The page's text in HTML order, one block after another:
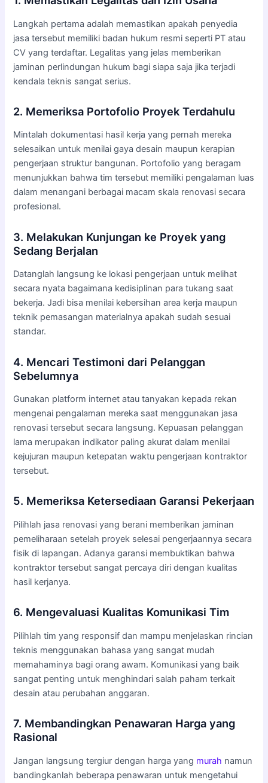
Langkah pertama adalah memastikan apakah penyedia
jasa tersebut memiliki badan hukum resmi seperti PT atau
CV yang terdaftar. Legalitas yang jelas memberikan
jaminan perlindungan hukum bagi siapa saja jika terjadi
kendala teknis sangat serius.
2. Memeriksa Portofolio Proyek Terdahulu
Mintalah dokumentasi hasil kerja yang pernah mereka
selesaikan untuk menilai gaya desain maupun kerapian
pengerjaan struktur bangunan. Portofolio yang beragam
menunjukkan bahwa tim tersebut memiliki pengalaman luas
dalam menangani berbagai macam skala renovasi secara
profesional.
3. Melakukan Kunjungan ke Proyek yang
Sedang Berjalan
Datanglah langsung ke lokasi pengerjaan untuk melihat
secara nyata bagaimana kedisiplinan para tukang saat
bekerja. Jadi bisa menilai kebersihan area kerja maupun
teknik pemasangan materialnya apakah sudah sesuai
standar.
4. Mencari Testimoni dari Pelanggan
Sebelumnya
Gunakan platform internet atau tanyakan kepada rekan
mengenai pengalaman mereka saat menggunakan jasa
renovasi tersebut secara langsung. Kepuasan pelanggan
lama merupakan indikator paling akurat dalam menilai
kejujuran maupun ketepatan waktu pengerjaan kontraktor
tersebut.
5. Memeriksa Ketersediaan Garansi Pekerjaan
Pilihlah jasa renovasi yang berani memberikan jaminan
pemeliharaan setelah proyek selesai pengerjaannya secara
fisik di lapangan. Adanya garansi membuktikan bahwa
kontraktor tersebut sangat percaya diri dengan kualitas
hasil kerjanya.
6. Mengevaluasi Kualitas Komunikasi Tim
Pilihlah tim yang responsif dan mampu menjelaskan rincian
teknis menggunakan bahasa yang sangat mudah
memahaminya bagi orang awam. Komunikasi yang baik
sangat penting untuk menghindari salah paham terkait
desain atau perubahan anggaran.
7. Membandingkan Penawaran Harga yang
Rasional
Jangan langsung tergiur dengan harga yang murah namun
bandingkanlah beberapa penawaran untuk mengetahui